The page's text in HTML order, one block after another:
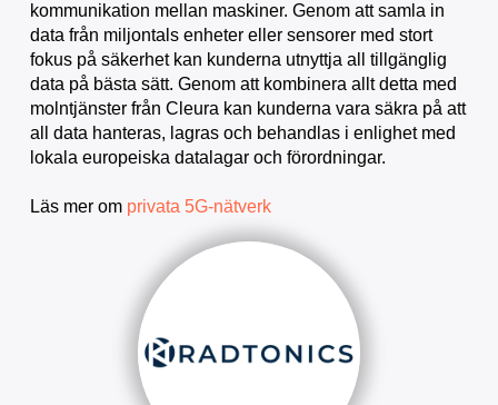
kommunikation mellan maskiner. Genom att samla in
data från miljontals enheter eller sensorer med stort
fokus på säkerhet kan kunderna utnyttja all tillgänglig
data på bästa sätt. Genom att kombinera allt detta med
molntjänster från Cleura kan kunderna vara säkra på att
all data hanteras, lagras och behandlas i enlighet med
lokala europeiska datalagar och förordningar.
Läs mer om privata 5G-nätverk